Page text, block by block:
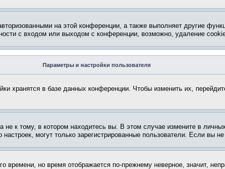
на этой конференции, а также выполняет другие
с входом или выходом с конференции, возможно, удаление
Параметры и настройки пользователя
хранятся в базе данных конференции. Чтобы изменить их,
к тому, в котором находитесь вы. В этом случае измените в
могут только зарегистрированные пользователи. Если вы
времени, но время отображается по-прежнему неверное, значит,